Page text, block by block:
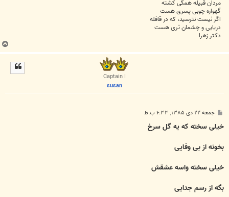
مردان قبیله همگی کشته
گهواره چوبی پسری هست
اگر نیست نترسید، که در قافله
دریایی و چشمان تری هست
دکتر زهرا
ب
ا
Captain I
susan
پ
ت
جمعه ۲۲ دی ۱۳۸۵, ۶:۳۳ ب.ظ
خیلی سخته که یه گل سرخ
بخونه از بی وفایی
خیلی سخته واسه عشقش
بگه از رسم جدایی